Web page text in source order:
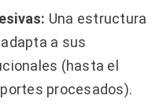
Una estructura
a sus
(hasta el
procesados).